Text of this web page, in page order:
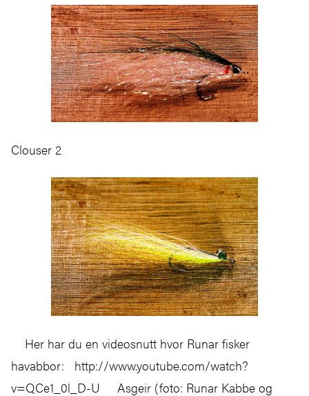
Clouser 2
Her har du en videosnutt hvor Runar fisker
havabbor: http://www.youtube.com/watch?
v=QCe1_0l_D-U Asgeir (foto: Runar Kabbe og